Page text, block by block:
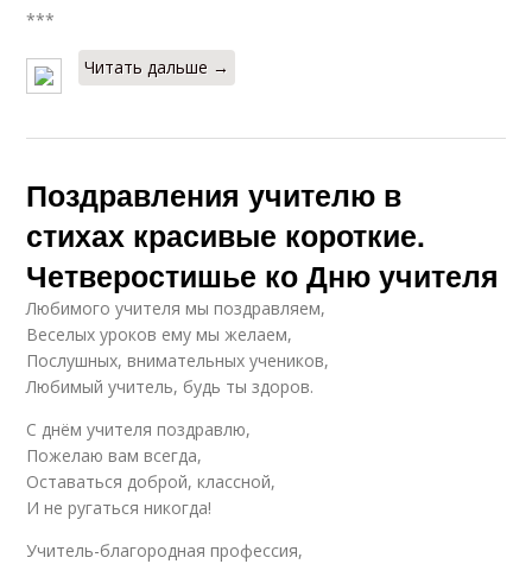
***
Читать дальше →
Поздравления учителю в
стихах красивые короткие.
Четверостишье ко Дню учителя
Любимого учителя мы поздравляем,
Веселых уроков ему мы желаем,
Послушных, внимательных учеников,
Любимый учитель, будь ты здоров.
С днём учителя поздравлю,
Пожелаю вам всегда,
Оставаться доброй, классной,
И не ругаться никогда!
Учитель-благородная профессия,